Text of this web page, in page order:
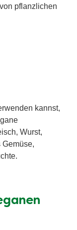
pflanzlichen
kannst,
Wurst,
Gemüse,